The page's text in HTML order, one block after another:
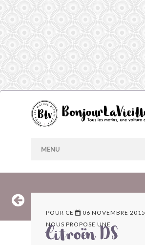
MENU
ARCHIVES
POUR CE 06 NOVEMBRE
NOUS PROPOSE UNE
Citroën DS